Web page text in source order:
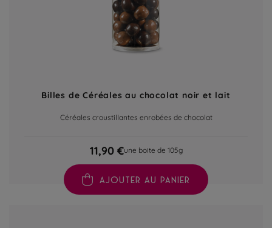
Billes de Céréales au chocolat noir et lait
Céréales croustillantes enrobées de chocolat
11,90 €une boite de 105g
AJOUTER AU PANIER